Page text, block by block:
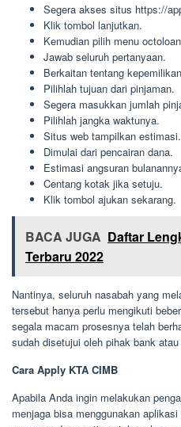
Segera akses situs https://
Klik tombol lanjutkan.
Kemudian pilih menu
Jawab seluruh pertanyaan.
Berkaitan tentang
Pilihlah tujuan dari pinjaman.
Segera masukkan jumlah
Pilihlah jangka waktunya.
Situs web tampilkan estimasi.
Dimulai dari pencairan dana.
Estimasi angsuran
Centang kotak jika setuju.
Klik tombol ajukan sekarang.
BACA JUGA Daftar
Terbaru 2022
Nantinya, seluruh nasabah yang
tersebut hanya perlu mengikuti
segala macam prosesnya telah
sudah disetujui oleh pihak bank
Cara Apply KTA CIMB
Apabila Anda ingin melakukan
menjaga bisa menggunakan